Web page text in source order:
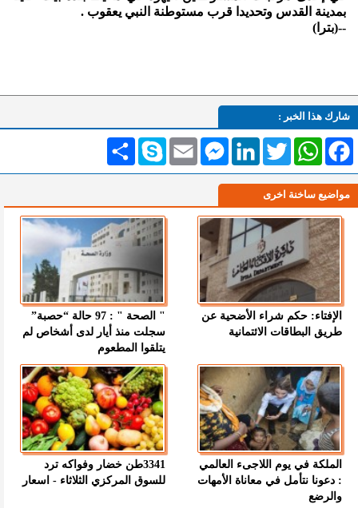
بمدينة القدس وتحديدا قرب مستوطنة النبي يعقوب .
--(بترا)
شارك هذا الخبر :
انشر Skype Email
MessengerLinkedInTwitterWhatsAppFacebook
مواضيع ساخنة اخرى
الإفتاء: حكم شراء الأضحية عن
طريق البطاقات الائتمانية
" الصحة " : 97 حالة “حصبة”
سجلت منذ أيار لدى أشخاص لم
يتلقوا المطعوم
الملكة في يوم اللاجىء العالمي
: دعونا نتأمل في معاناة الأمهات
والرضع
3341طن خضار وفواكه ترد
للسوق المركزي الثلاثاء - اسعار